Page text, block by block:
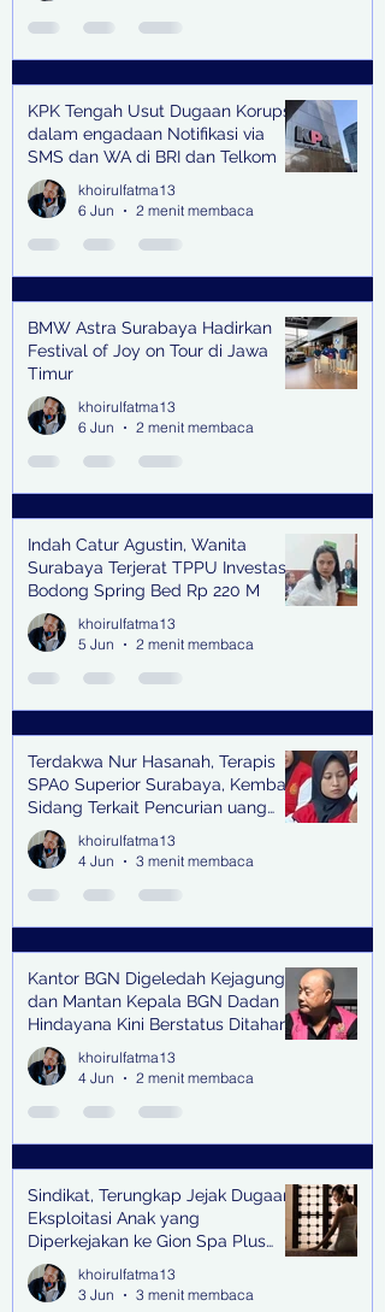
KPK Tengah Usut Dugaan Korupsi
dalam engadaan Notifikasi via
SMS dan WA di BRI dan Telkom
khoirulfatma13
6 Jun
2 menit membaca
BMW Astra Surabaya Hadirkan
Festival of Joy on Tour di Jawa
Timur
khoirulfatma13
6 Jun
2 menit membaca
Indah Catur Agustin, Wanita
Surabaya Terjerat TPPU Investasi
Bodong Spring Bed Rp 220 M
khoirulfatma13
5 Jun
2 menit membaca
Terdakwa Nur Hasanah, Terapis
SPA0 Superior Surabaya, Kembali
Sidang Terkait Pencurian uang
senilai Rp1,285 M di PN Surabaya
khoirulfatma13
4 Jun
3 menit membaca
Kantor BGN Digeledah Kejagung
dan Mantan Kepala BGN Dadan
Hindayana Kini Berstatus Ditahan
khoirulfatma13
4 Jun
2 menit membaca
Sindikat, Terungkap Jejak Dugaan
Eksploitasi Anak yang
Diperkejakan ke Gion Spa Plus
and Pub Surabaya,
khoirulfatma13
3 Jun
3 menit membaca